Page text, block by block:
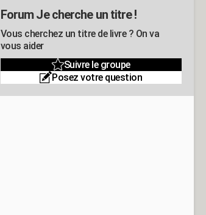
Forum Je cherche un titre !
Vous cherchez un titre de livre ? On va
vous aider
Suivre le groupe
Posez votre question